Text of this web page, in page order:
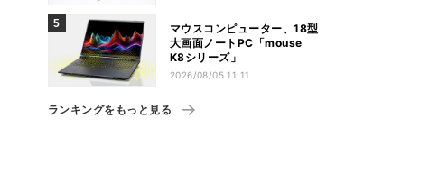
マウスコンピューター、18型
大画面ノートPC「mouse
K8シリーズ」
2026/08/05 11:11
ランキングをもっと見る